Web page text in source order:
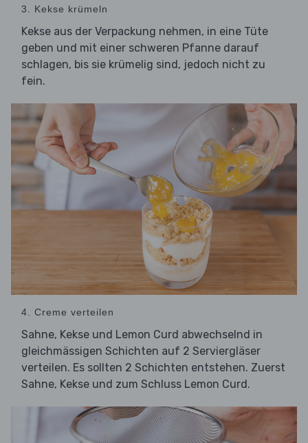
3. Kekse krümeln
Kekse aus der Verpackung nehmen, in eine Tüte
geben und mit einer schweren Pfanne darauf
schlagen, bis sie krümelig sind, jedoch nicht zu
fein.
4. Creme verteilen
Sahne, Kekse und Lemon Curd abwechselnd in
gleichmässigen Schichten auf 2 Serviergläser
verteilen. Es sollten 2 Schichten entstehen. Zuerst
Sahne, Kekse und zum Schluss Lemon Curd.